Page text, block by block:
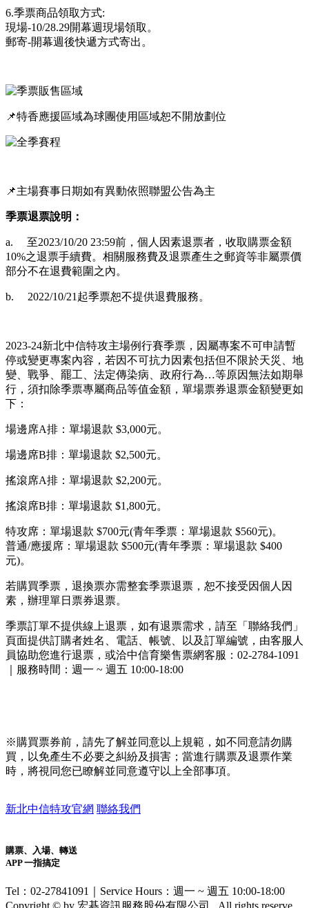
6.季票商品領取方式:
現場-10/28.29開幕週現場領取。
郵寄-開幕週後快遞方式寄出。
📌特香應援區域為球團使用區域恕不開放劃位
📌主場賽事日期如有異動依照聯盟公告為主
季票退票說明：
a. 至2023/10/20 23:59前，個人因素退票者，收取購票金額
10%之退票手續費。相關服務費及退票產生之郵資等非屬票價
部分不在退費範圍之內。
b. 2022/10/21起季票恕不提供退費服務。
2023-24新北中信特攻主場例行賽季票，因屬專案不可申請暫
停或變更專案內容，若因不可抗力因素包括但不限於天災、地
變、戰爭、罷工、法定傳染病、政府行為…等原因無法如期舉
行，須扣除季票專屬商品等值金額，單場票券退票金額變更如
下：
場邊席A排：單場退款 $3,000元。
場邊席B排：單場退款 $2,500元。
搖滾席A排：單場退款 $2,200元。
搖滾席B排：單場退款 $1,800元。
特攻席：單場退款 $700元(青年季票：單場退款 $560元)。
普通/應援席：單場退款 $500元(青年季票：單場退款 $400
元)。
若購買季票，退換票亦需整套季票退票，恕不接受因個人因
素，辦理單日票券退票。
季票訂單不提供線上退票，如有退票需求，請至「聯絡我們」
頁面提供訂購者姓名、電話、帳號、以及訂單編號，由客服人
員協助您進行退票，或洽中信育樂售票網客服： 02-2784-1091
｜服務時間：週一 ~ 週五 10:00-18:00
※購買票券前，請先了解並同意以上規範，如不同意請勿購
買，以免產生不必要之糾紛及損害；當進行購票及退票作業
時，將視同您已瞭解並同意遵守以上全部事項。
新北中信特攻官網 聯絡我們
購票、入場、轉送
APP 一指搞定
Tel：02-27841091｜Service Hours：週一 ~ 週五 10:00-18:00
Copyright © by 宏碁資訊服務股份有限公司 . All rights reserve.